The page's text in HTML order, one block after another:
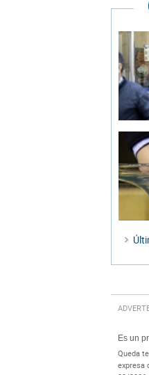
Es un
Queda
expresa